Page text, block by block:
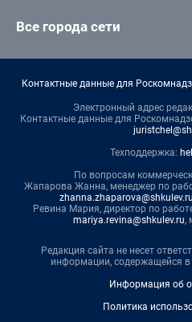
Все города сети
Контактные данные для
Электронный адрес
Контактные данные для
Техподдержка:
По вопросам
Жапарова Жанна, менеджер по
zhanna.zhaparova@shkulev.ru
Ревина Мария, директор по
mariya.revina@shkulev.ru,
Редакция сайта не несет
информации, содержащейся
Информация об
Политика